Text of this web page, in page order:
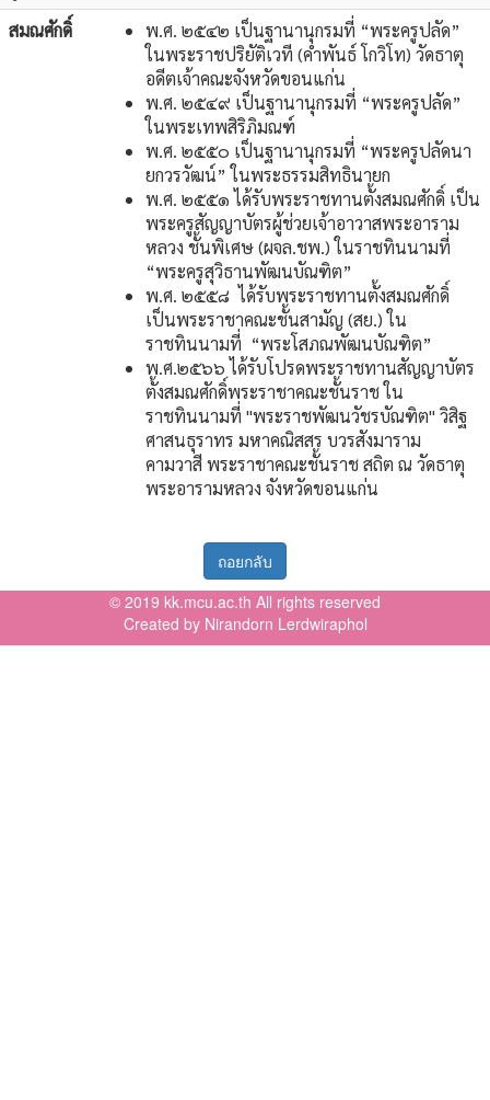
สมณศักดิ์
พ.ศ. ๒๕๔๒ เป็นฐานานุกรมที่ “พระครูปลัด”
ในพระราชปริยัติเวที (คำพันธ์ โกวิโท) วัดธาตุ
อดีตเจ้าคณะจังหวัดขอนแก่น
พ.ศ. ๒๕๔๙ เป็นฐานานุกรมที่ “พระครูปลัด”
ในพระเทพสิริภิมณฑ์
พ.ศ. ๒๕๕๐ เป็นฐานานุกรมที่ “พระครูปลัดนา
ยกวรวัฒน์” ในพระธรรมสิทธินายก
พ.ศ. ๒๕๕๑ ได้รับพระราชทานตั้งสมณศักดิ์ เป็น
พระครูสัญญาบัตรผู้ช่วยเจ้าอาวาสพระอาราม
หลวง ชั้นพิเศษ (ผจล.ชพ.) ในราชทินนามที่
“พระครูสุวิธานพัฒนบัณฑิต”
พ.ศ. ๒๕๕๘ ได้รับพระราชทานตั้งสมณศักดิ์
เป็นพระราชาคณะชั้นสามัญ (สย.) ใน
ราชทินนามที่ “พระโสภณพัฒนบัณฑิต”
พ.ศ.๒๕๖๖ ได้รับโปรดพระราชทานสัญญาบัตร
ตั้งสมณศักดิ์พระราชาคณะชั้นราช ใน
ราชทินนามที่ "พระราชพัฒนวัชรบัณฑิต" วิสิฐ
ศาสนธุราทร มหาคณิสสร บวรสังมาราม
คามวาสี พระราชาคณะชั้นราช สถิต ณ วัดธาตุ
พระอารามหลวง จังหวัดขอนแก่น
ถอยกลับ
© 2019 kk.mcu.ac.th All rights reserved
Created by Nirandorn Lerdwiraphol